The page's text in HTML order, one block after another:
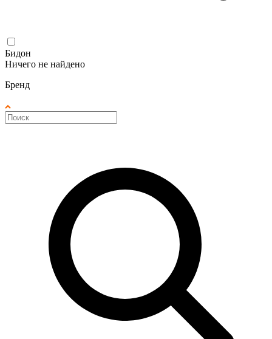
Бидон
Ничего не найдено
Бренд